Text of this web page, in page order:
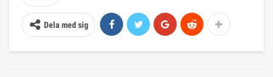
Dela med sig